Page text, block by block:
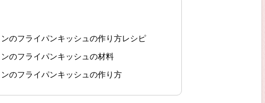
のフライパンキッシュの作り方レシピ
のフライパンキッシュの材料
のフライパンキッシュの作り方